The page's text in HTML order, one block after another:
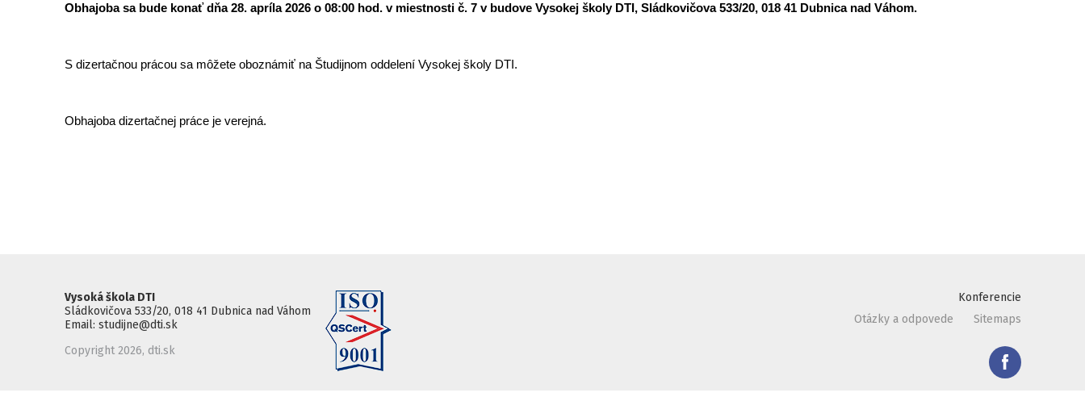
Obhajoba sa bude konať dňa 28. apríla 2026 o 08:00 hod. v miestnosti č. 7 v budove Vysokej školy DTI, Sládkovičova 533/20, 018 41 Dubnica nad Váhom.
S dizertačnou prácou sa môžete oboznámiť na Študijnom oddelení Vysokej školy DTI.
Obhajoba dizertačnej práce je verejná.
Vysoká škola DTI
Sládkovičova 533/20, 018 41 Dubnica nad Váhom
Email: studijne@dti.sk
Copyright 2026, dti.sk
Konferencie
Otázky a odpovede
Sitemaps